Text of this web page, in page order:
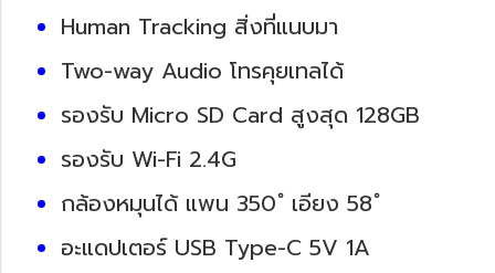
Human Tracking สิ่งที่แนบมา
Two-way Audio โทรคุยเทลได้
รองรับ Micro SD Card สูงสุด 128GB
รองรับ Wi-Fi 2.4G
กล้องหมุนได้ แพน 350 ํ เอียง 58 ํ
อะแดปเตอร์ USB Type-C 5V 1A